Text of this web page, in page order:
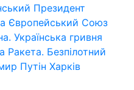
Президент
Європейський Союз
Українська гривня
Ракета. Безпілотний
Путін Харків